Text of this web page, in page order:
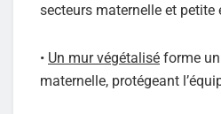
secteurs maternelle et petite
• Un mur végétalisé forme
maternelle, protégeant